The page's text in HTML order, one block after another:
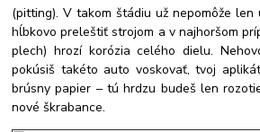
(pitting). V takom štádiu už nepomôže
hĺbkovo preleštiť strojom a v najhoršom
plech) hrozí korózia celého dielu.
pokúsiš takéto auto voskovať, tvoj
brúsny papier – tú hrdzu budeš len
nové škrabance.